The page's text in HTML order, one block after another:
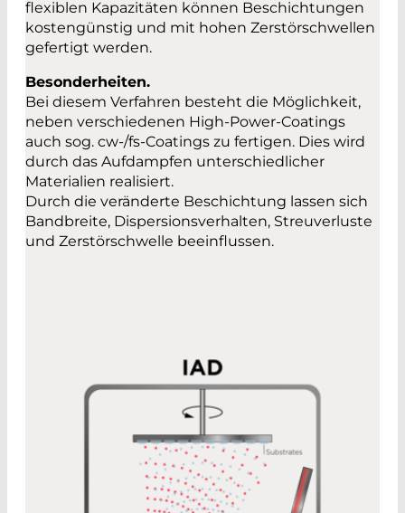
flexiblen Kapazitäten können Beschichtungen
kostengünstig und mit hohen Zerstörschwellen
gefertigt werden.
Besonderheiten.
Bei diesem Verfahren besteht die Möglichkeit,
neben verschiedenen High-Power-Coatings
auch sog. cw-/fs-Coatings zu fertigen. Dies wird
durch das Aufdampfen unterschiedlicher
Materialien realisiert.
Durch die veränderte Beschichtung lassen sich
Bandbreite, Dispersionsverhalten, Streuverluste
und Zerstörschwelle beeinflussen.